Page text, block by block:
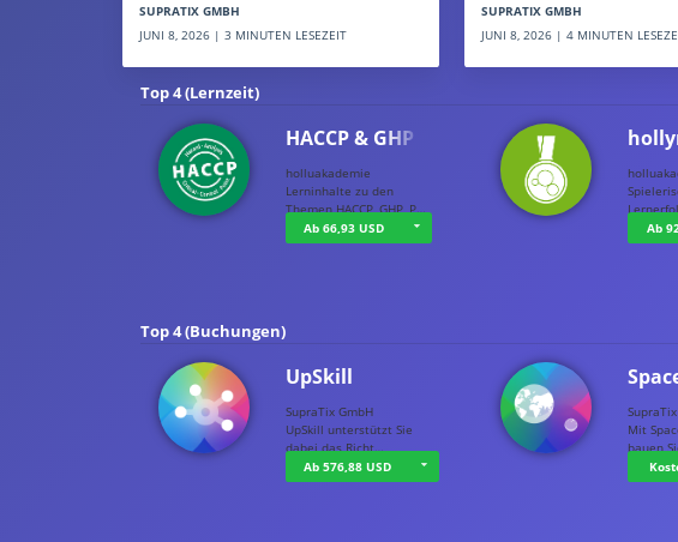
SUPRATIX GMBH
JUNI 8, 2026 | 3 MINUTEN LESEZEIT
SUPRATIX GMBH
JUNI 8, 2026 | 4 MINUTEN
Top 4 (Lernzeit)
HACCP & GHP
holluakademie
Lerninhalte zu den
Themen HACCP, GHP, P…
Ab 66,93 USD
Ab
Top 4 (Buchungen)
UpSkill
SupraTix GmbH
UpSkill unterstützt Sie
dabei das Richt…
Ab 576,88 USD
Mit
bauen